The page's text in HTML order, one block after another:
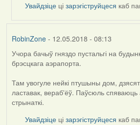
Увайдзіце цізарэгіструйцеся каб
RobinZone- 12.05.2018 - 08:13
Учора бачыў гняздо пустальгі на
брэсцкага аэрапорта.
Там увогуле нейкі птушыны дом,
ластавак, вераб'ёў. Паўсюль спяваюць
стрынаткі.
Увайдзіце цізарэгіструйцеся каб